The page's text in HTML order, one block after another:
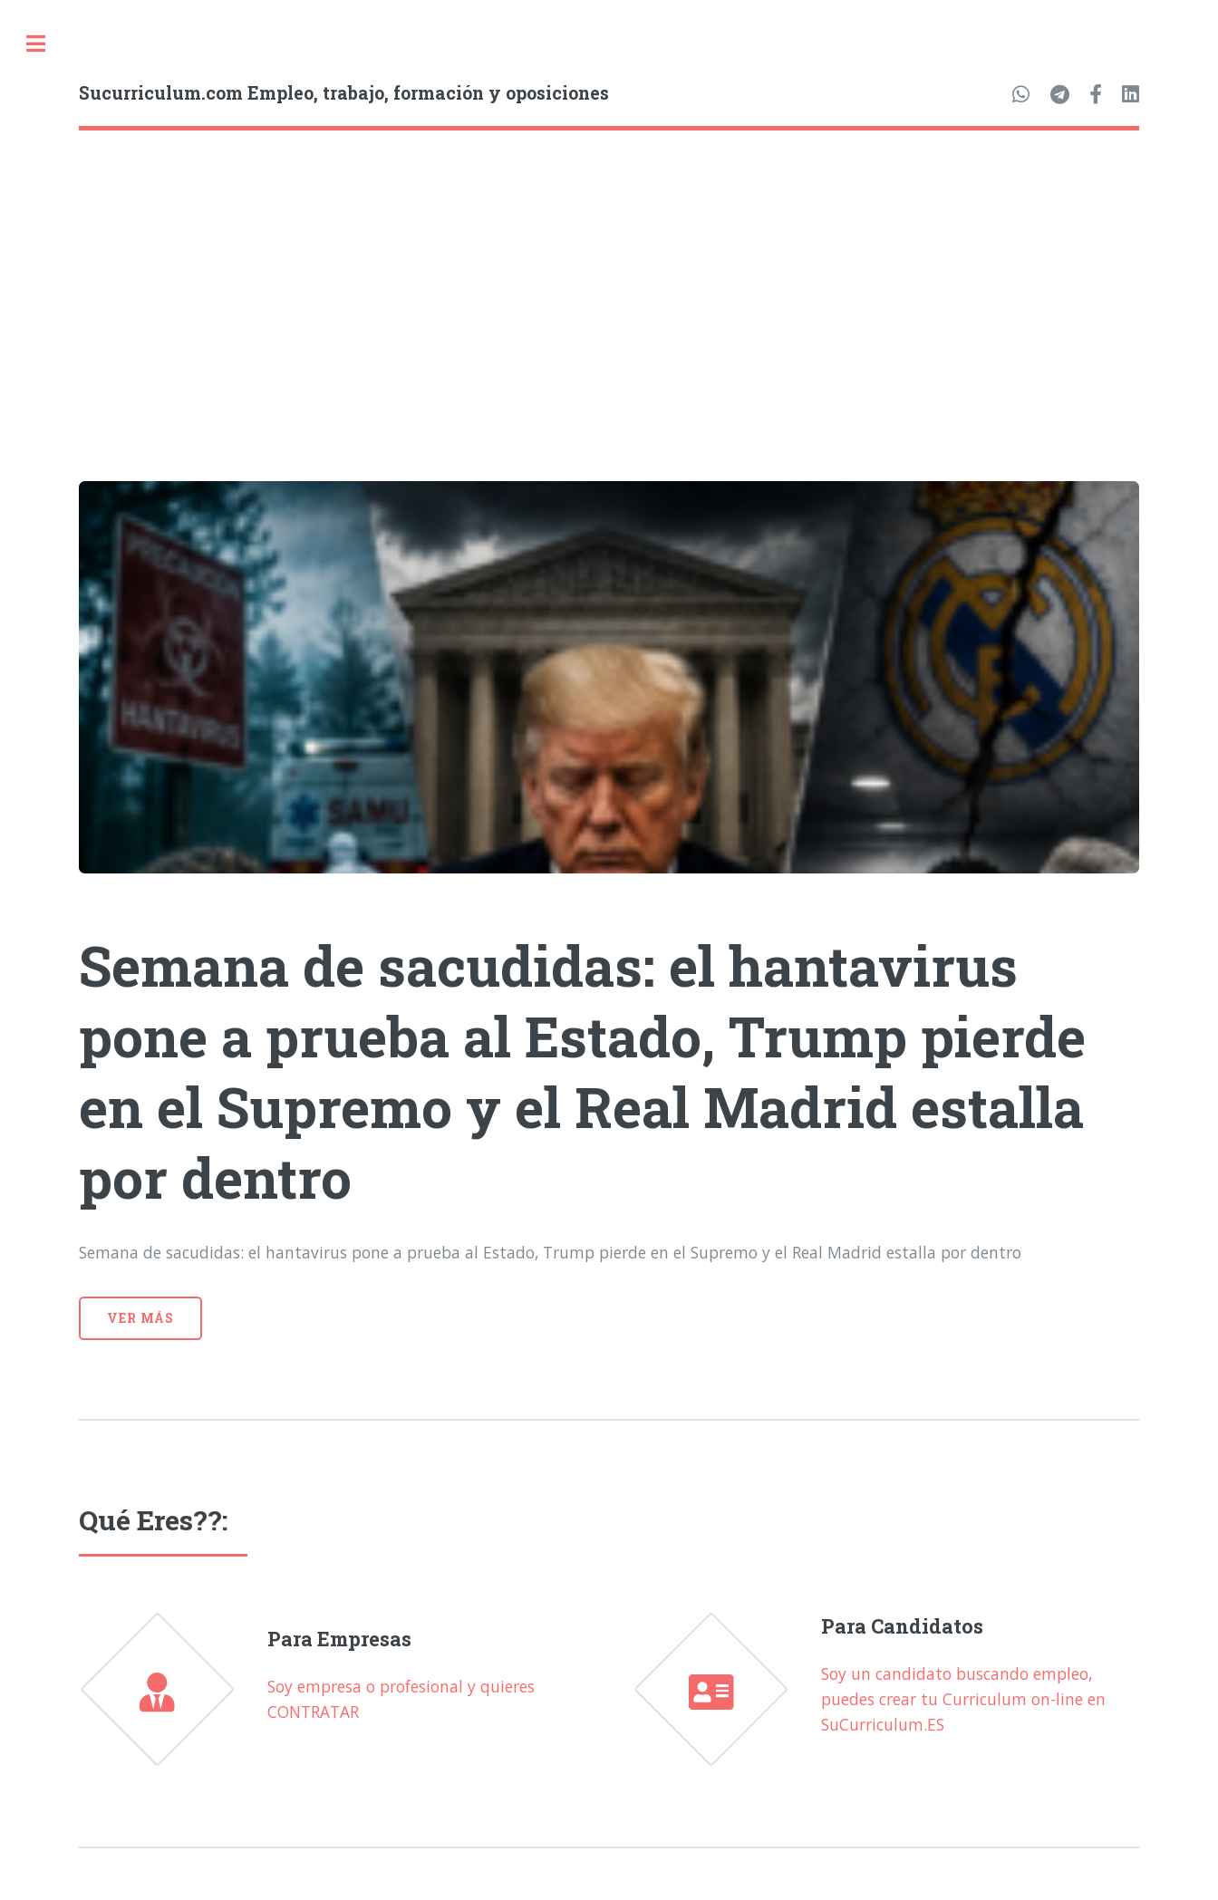
Sucurriculum.com Empleo, trabajo, formación y oposiciones
Semana de sacudidas: el hantavirus
pone a prueba al Estado, Trump pierde
en el Supremo y el Real Madrid estalla
por dentro
Semana de sacudidas: el hantavirus pone a prueba al Estado, Trump pierde en el Supremo y el Real Madrid estalla por dentro
VER MÁS
Qué Eres??:
Para Empresas
Soy empresa o profesional y quieres
CONTRATAR
Para Candidatos
Soy un candidato buscando empleo,
puedes crear tu Curriculum on-line en
SuCurriculum.ES